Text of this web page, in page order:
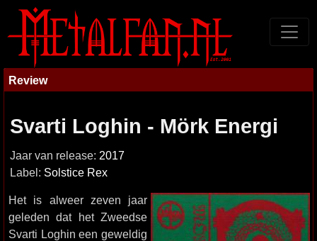
Review
Svarti Loghin - Mörk Energi
Jaar van release: 2017
Label: Solstice Rex
Het is alweer zeven jaar
geleden dat het Zweedse
Svarti Loghin een geweldig